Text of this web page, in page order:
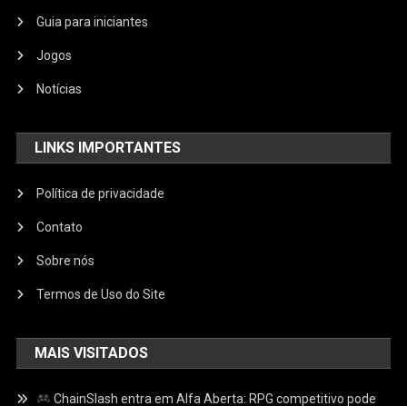
Guia para iniciantes
Jogos
Notícias
LINKS IMPORTANTES
Política de privacidade
Contato
Sobre nós
Termos de Uso do Site
MAIS VISITADOS
ChainSlash entra em Alfa Aberta: RPG competitivo pode